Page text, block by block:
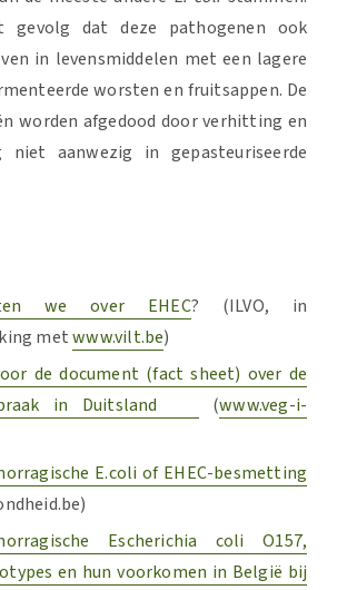
dat deze pathogenen ook
in levensmiddelen met een lagere
worsten en fruitsappen. De
worden afgedood door verhitting en
niet aanwezig in gepasteuriseerde
we over EHEC? (ILVO, in
metwww.vilt.be)
de document (fact sheet) over de
in Duitsland
(www.veg-i-
E.coli of EHEC-besmetting
Escherichia coli O157,
en hun voorkomen in België bij